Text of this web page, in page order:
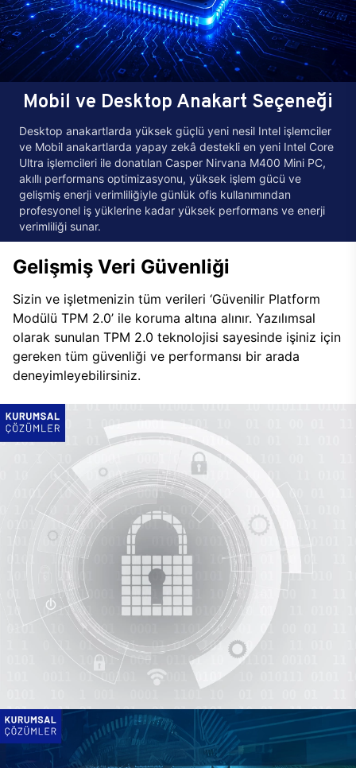
Mobil ve Desktop Anakart Seçeneği
Desktop anakartlarda yüksek güçlü yeni nesil Intel işlemciler
ve Mobil anakartlarda yapay zekâ destekli en yeni Intel Core
Ultra işlemcileri ile donatılan Casper Nirvana M400 Mini PC,
akıllı performans optimizasyonu, yüksek işlem gücü ve
gelişmiş enerji verimliliğiyle günlük ofis kullanımından
profesyonel iş yüklerine kadar yüksek performans ve enerji
verimliliği sunar.
Gelişmiş Veri Güvenliği
Sizin ve işletmenizin tüm verileri ‘Güvenilir Platform
Modülü TPM 2.0’ ile koruma altına alınır. Yazılımsal
olarak sunulan TPM 2.0 teknolojisi sayesinde işiniz için
gereken tüm güvenliği ve performansı bir arada
deneyimleyebilirsiniz.